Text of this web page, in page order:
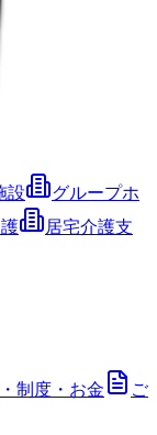
設
グループホ
護
居宅介護支
制度・お金
ご